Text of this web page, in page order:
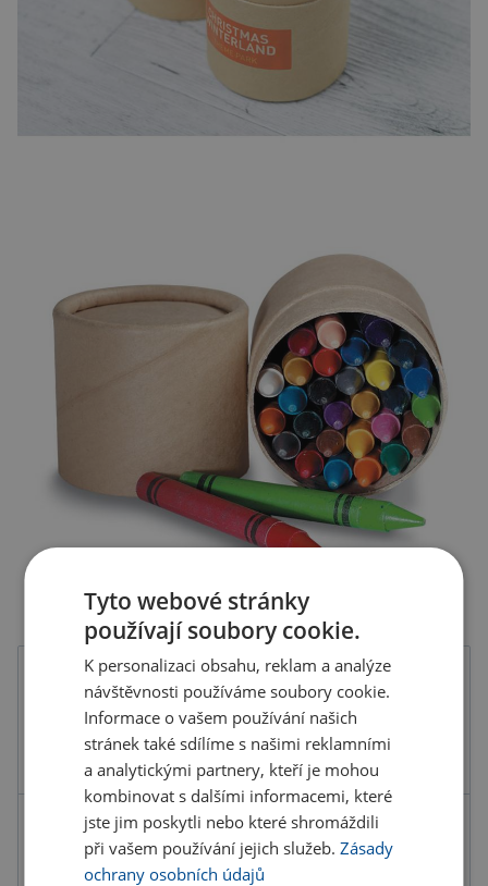
Barva
Kód produktu B0600600PD2
hnědá béžová
Tyto webové stránky
používají soubory cookie.
K personalizaci obsahu, reklam a analýze
návštěvnosti používáme soubory cookie.
Informace o vašem používání našich
stránek také sdílíme s našimi reklamními
a analytickými partnery, kteří je mohou
kombinovat s dalšími informacemi, které
jste jim poskytli nebo které shromáždili
při vašem používání jejich služeb.Zásady
ochrany osobních údajů